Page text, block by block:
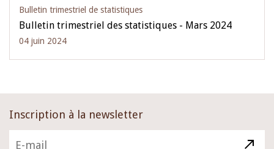
Bulletin trimestriel de statistiques
Bulletin trimestriel des statistiques - Mars 2024
04 juin 2024
Inscription à la newsletter